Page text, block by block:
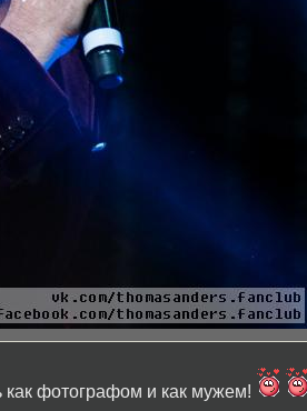
фотографом и как мужем!